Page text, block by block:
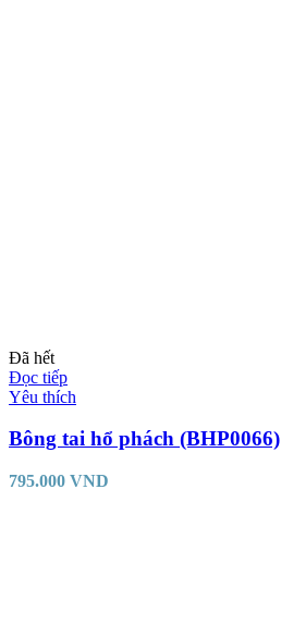
Đã hết
Đọc tiếp
Yêu thích
Bông tai hổ phách (BHP0066)
795.000 VND